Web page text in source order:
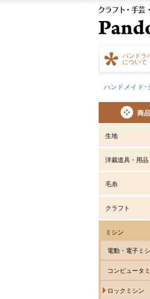
パンドラ
について
ハンドメイド･
商
生地
洋裁道具・用品
毛糸
クラフト
ミシン
電動・電子ミ
コンピュータ
ロックミシン